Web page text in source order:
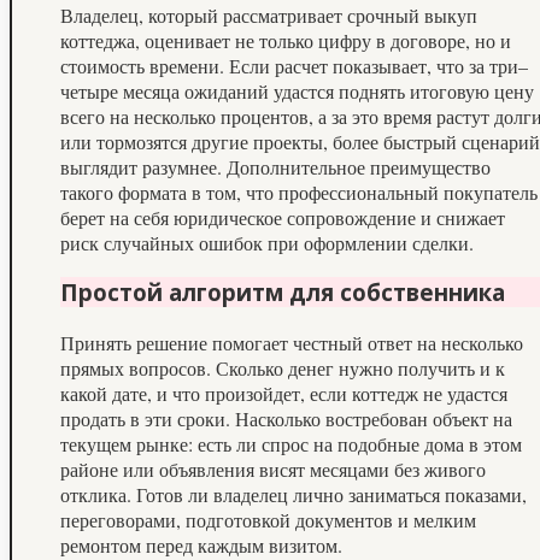
Владелец, который рассматривает срочный выкуп
коттеджа, оценивает не только цифру в договоре, но и
стоимость времени. Если расчет показывает, что за три–
четыре месяца ожиданий удастся поднять итоговую цену
всего на несколько процентов, а за это время растут
или тормозятся другие проекты, более быстрый сценарий
выглядит разумнее. Дополнительное преимущество
такого формата в том, что профессиональный покупатель
берет на себя юридическое сопровождение и снижает
риск случайных ошибок при оформлении сделки.
Простой алгоритм для собственника
Принять решение помогает честный ответ на несколько
прямых вопросов. Сколько денег нужно получить и к
какой дате, и что произойдет, если коттедж не удастся
продать в эти сроки. Насколько востребован объект на
текущем рынке: есть ли спрос на подобные дома в этом
районе или объявления висят месяцами без живого
отклика. Готов ли владелец лично заниматься показами,
переговорами, подготовкой документов и мелким
ремонтом перед каждым визитом.